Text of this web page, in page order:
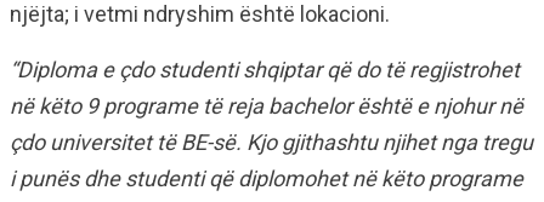
njëjta; i vetmi ndryshim është lokacioni.
“Diploma e çdo studenti shqiptar që do të regjistrohet
në këto 9 programe të reja bachelor është e njohur në
çdo universitet të BE-së. Kjo gjithashtu njihet nga tregu
i punës dhe studenti që diplomohet në këto programe